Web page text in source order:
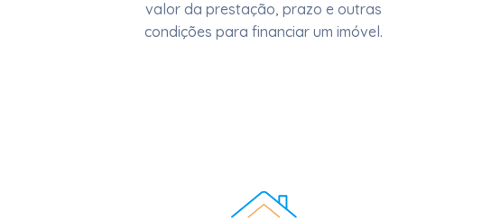
valor da prestação, prazo e outras
condições para financiar um imóvel.